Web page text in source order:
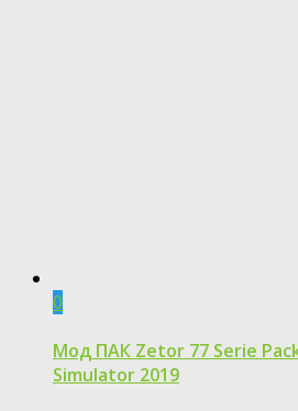
0
Moд ПАК Zetor 77 Serie
Simulator 2019